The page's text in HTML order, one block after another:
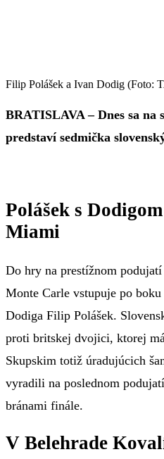
Filip Polášek a Ivan Dodig (Foto:
BRATISLAVA – Dnes sa na
predstaví sedmička
Polášek s
Miami
Do hry na prestížnom
Monte Carle vstupuje po
Dodiga Filip Polášek.
proti britskej dvojici, ktorej
Skupskim totiž úradujúcich
vyradili na poslednom
bránami finále.
V Belehrade